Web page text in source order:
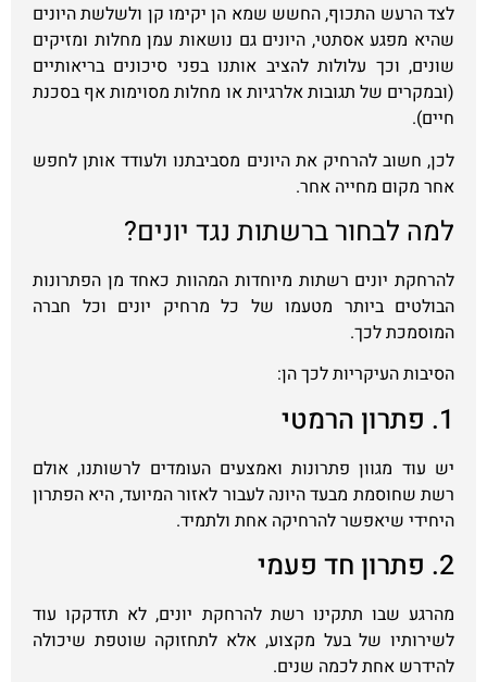
לצד הרעש התכוף, החשש שמא הן יקימו קן ולשלשת היונים
שהיא מפגע אסתטי, היונים גם נושאות עמן מחלות ומזיקים
שונים, וכך עלולות להציב אותנו בפני סיכונים בריאותיים
(ובמקרים של תגובות אלרגיות או מחלות מסוימות אף בסכנת
חיים).
לכן, חשוב להרחיק את היונים מסביבתנו ולעודד אותן לחפש
אחר מקום מחייה אחר.
למה לבחור ברשתות נגד יונים?
להרחקת יונים רשתות מיוחדות המהוות כאחד מן הפתרונות
הבולטים ביותר מטעמו של כל מרחיק יונים וכל חברה
המוסמכת לכך.
הסיבות העיקריות לכך הן:
1. פתרון הרמטי
יש עוד מגוון פתרונות ואמצעים העומדים לרשותנו, אולם
רשת שחוסמת מבעד היונה לעבור לאזור המיועד, היא הפתרון
היחידי שיאפשר להרחיקה אחת ולתמיד.
2. פתרון חד פעמי
מהרגע שבו תתקינו רשת להרחקת יונים, לא תזדקקו עוד
לשירותיו של בעל מקצוע, אלא לתחזוקה שוטפת שיכולה
להידרש אחת לכמה שנים.